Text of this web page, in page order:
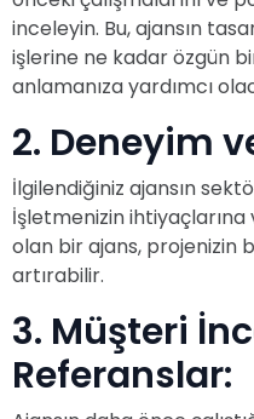
inceleyin. Bu, ajansın
işlerine ne kadar özgün
anlamanıza yardımcı
2. Deneyim
İlgilendiğiniz ajansın
İşletmenizin
olan bir ajans, projenizin
artırabilir.
3. Müşteri
Referanslar: